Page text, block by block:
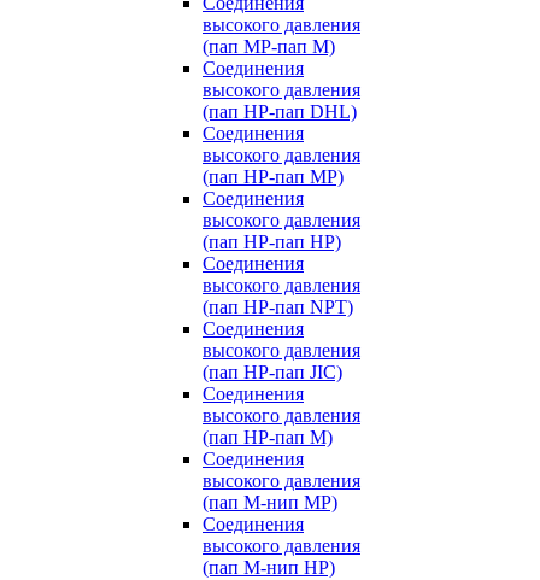
высокого давления
(пап MP-пап M)
Соединения
высокого давления
(пап HP-пап DHL)
Соединения
высокого давления
(пап HP-пап MP)
Соединения
высокого давления
(пап HP-пап HP)
Соединения
высокого давления
(пап HP-пап NPT)
Соединения
высокого давления
(пап HP-пап JIC)
Соединения
высокого давления
(пап HP-пап M)
Соединения
высокого давления
(пап M-нип MP)
Соединения
высокого давления
(пап M-нип HP)